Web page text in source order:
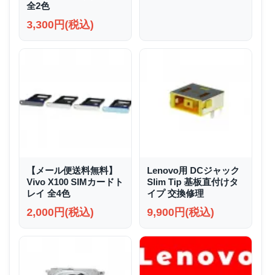
全2色
3,300円(税込)
【メール便送料無料】
Vivo X100 SIMカードト
レイ 全4色
2,000円(税込)
Lenovo用 DCジャック
Slim Tip 基板直付けタ
イプ 交換修理
9,900円(税込)